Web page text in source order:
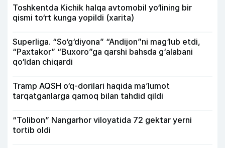
Toshkentda Kichik halqa avtomobil yo‘lining bir
qismi to‘rt kunga yopildi (xarita)
Superliga. “So‘g‘diyona” “Andijon”ni mag‘lub etdi,
“Paxtakor” “Buxoro”ga qarshi bahsda g‘alabani
qo‘ldan chiqardi
Tramp AQSH o‘q-dorilari haqida ma’lumot
tarqatganlarga qamoq bilan tahdid qildi
“Tolibon” Nangarhor viloyatida 72 gektar yerni
tortib oldi